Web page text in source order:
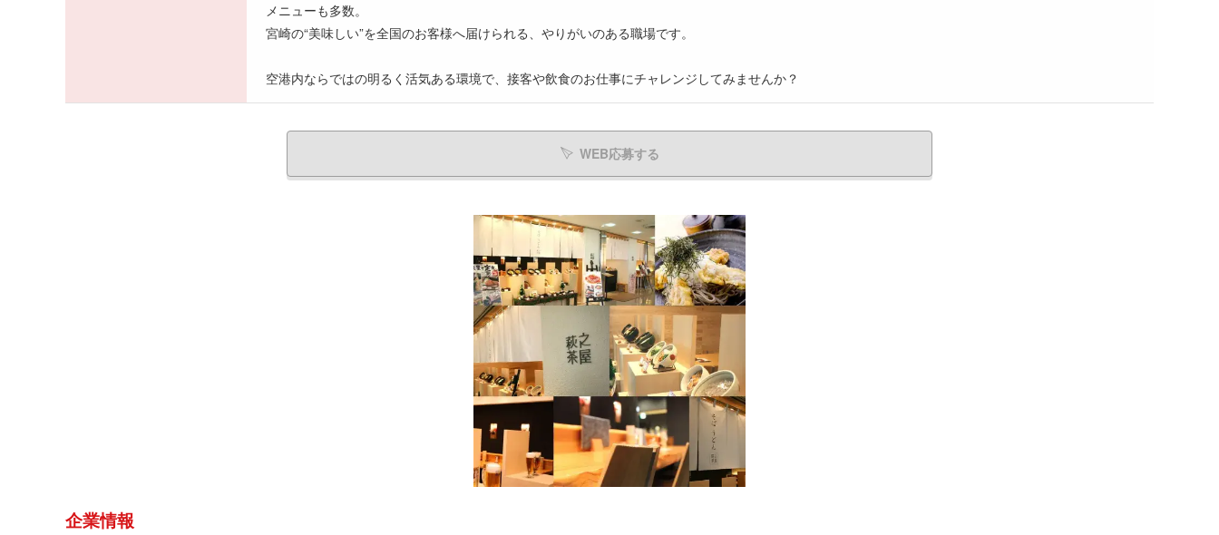
メニューも多数。
宮崎の“美味しい”を全国のお客様へ届けられる、やりがいのある職場です。
空港内ならではの明るく活気ある環境で、接客や飲食のお仕事にチャレンジしてみませんか？
WEB応募する
企業情報